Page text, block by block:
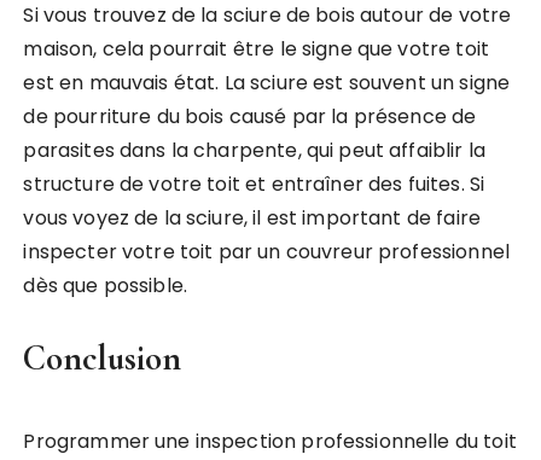
Si vous trouvez de la sciure de bois autour de votre
maison, cela pourrait être le signe que votre toit
est en mauvais état. La sciure est souvent un signe
de pourriture du bois causé par la présence de
parasites dans la charpente, qui peut affaiblir la
structure de votre toit et entraîner des fuites. Si
vous voyez de la sciure, il est important de faire
inspecter votre toit par un couvreur professionnel
dès que possible.
Conclusion
Programmer une inspection professionnelle du toit